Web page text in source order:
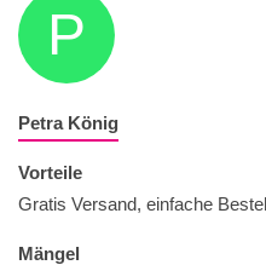
P
Petra König
Vorteile
Gratis Versand, einfache
Mängel